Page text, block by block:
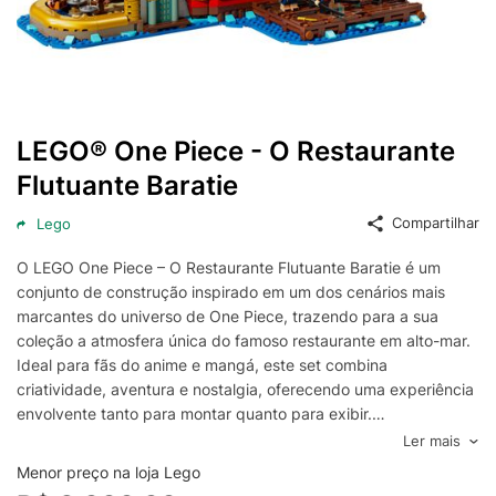
LEGO® One Piece - O Restaurante
Flutuante Baratie
Lego Compartilhar
O LEGO One Piece – O Restaurante Flutuante Baratie é um
conjunto de construção inspirado em um dos cenários mais
marcantes do universo de One Piece, trazendo para a sua
coleção a atmosfera única do famoso restaurante em alto-mar.
Ideal para fãs do anime e mangá, este set combina
criatividade, aventura e nostalgia, oferecendo uma experiência
envolvente tanto para montar quanto para exibir.
Com visual temático e proposta voltada à imersão no mundo de
One Piece, o Restaurante Flutuante Baratie é perfeito para
recriar momentos icônicos da história, montar cenas de ação e
Ler mais
Menor preço na loja Lego